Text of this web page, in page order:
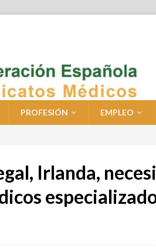
PROFESIÓN EMPLEO
Irlanda,